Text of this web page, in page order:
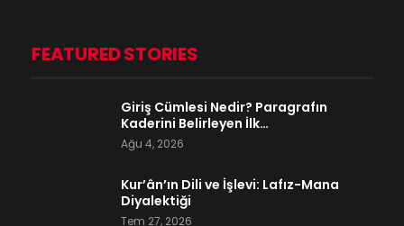
FEATURED STORIES
Giriş Cümlesi Nedir? Paragrafın
Kaderini Belirleyen İlk…
Ağu 4, 2026
Kur’ân’ın Dili ve İşlevi: Lafız-Mana
Diyalektiği
Tem 27, 2026